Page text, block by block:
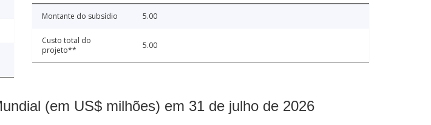
Montante do subsídio 5.00
Custo total do
projeto**
5.00
(em US$ milhões) em 31 de julho de 2026